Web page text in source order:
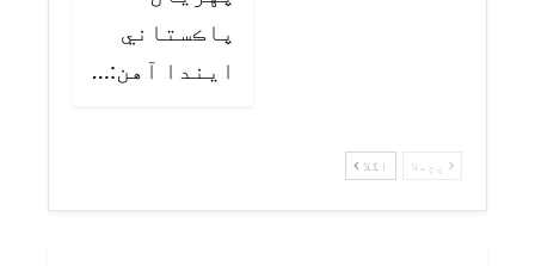
پاڪستاني
ايندا آهن:…
پچھلا اگلا